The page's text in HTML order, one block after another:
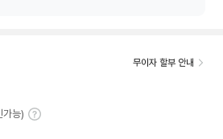
무이자 할부 안내
능)